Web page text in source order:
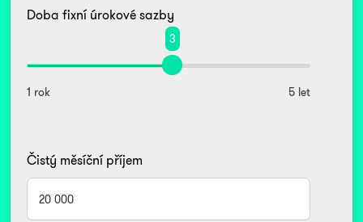
Doba fixní úrokové sazby
3
1 rok 5 let
Čistý měsíční příjem